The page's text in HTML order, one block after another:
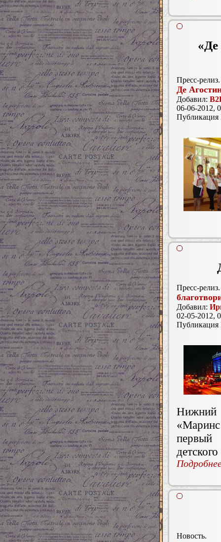
«Де
Пресс-релиз.
Де
Добавил:
06-06-2012,
Пресс-релиз.
Добавил:
02-05-2012,
Нижний
первый
Новость.